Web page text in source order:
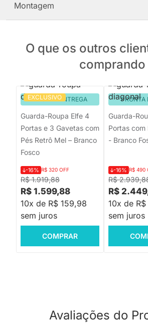
Montagem
O que os outros
comprando
EXCLUSIVO
PRONTA ENTREGA
Guarda-Roupa Elfe 4
Portas e 3 Gavetas com
Pés Retrô Mel – Branco
Fosco
R$ 1.919,88
-16% R$ 320 OFF
R$ 1.599,88
10x de R$ 159,98
sem juros
COMPRAR
PRONTA
Guarda-
Portas com
- Branco
R$
-16% R$ 490
R$
10x de
sem juros
Avaliações do